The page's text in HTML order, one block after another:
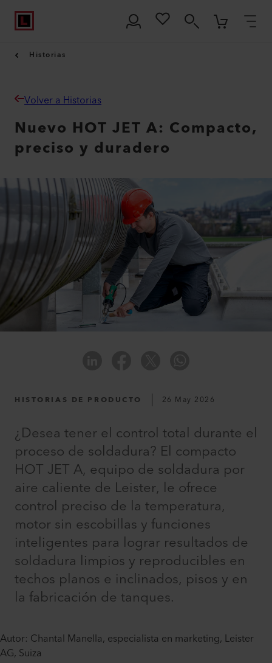
Historias
Volver a Historias
Nuevo HOT JET A: Compacto,
preciso y duradero
HISTORIAS DE PRODUCTO 26 May 2026
¿Desea tener el control total durante el
proceso de soldadura? El compacto
HOT JET A, equipo de soldadura por
aire caliente de Leister, le ofrece
control preciso de la temperatura,
motor sin escobillas y funciones
inteligentes para lograr resultados de
soldadura limpios y reproducibles en
techos planos e inclinados, pisos y en
la fabricación de tanques.
Autor: Chantal Manella, especialista en marketing, Leister
AG, Suiza